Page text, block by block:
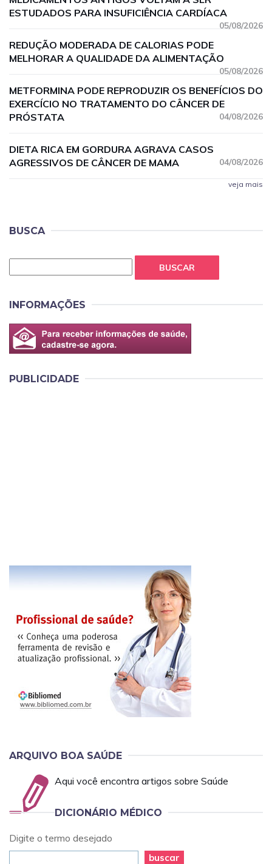
ESTUDADOS PARA INSUFICIÊNCIA CARDÍACA
05/08/2026
REDUÇÃO MODERADA DE CALORIAS PODE
MELHORAR A QUALIDADE DA ALIMENTAÇÃO
05/08/2026
METFORMINA PODE REPRODUZIR OS BENEFÍCIOS DO
EXERCÍCIO NO TRATAMENTO DO CÂNCER DE
PRÓSTATA
04/08/2026
DIETA RICA EM GORDURA AGRAVA CASOS
AGRESSIVOS DE CÂNCER DE MAMA
04/08/2026
veja mais
BUSCA
BUSCAR
INFORMAÇÕES
PUBLICIDADE
ARQUIVO BOA SAÚDE
Aqui você encontra artigos sobre Saúde
DICIONÁRIO MÉDICO
Digite o termo desejado
buscar